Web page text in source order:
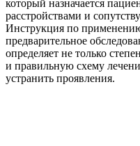
который назначается
расстройствами и
Инструкция по
предварительное
определяет не только
и правильную схему
устранить проявления.